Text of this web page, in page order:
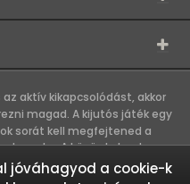
aktív kikapcsolódást, akkor
magad. A kijutós játék egy
sorát kell megfejtened a
A közös kaland
így összehozza a
szabadulószobák olyan
jóváhagyod a cookie-k